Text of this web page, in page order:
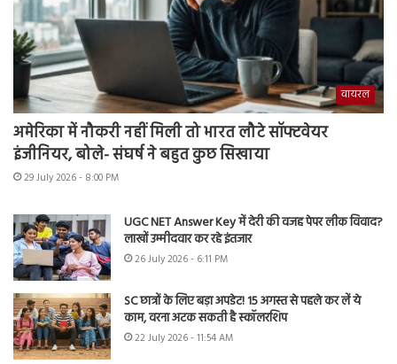
वायरल
अमेरिका में नौकरी नहीं मिली तो भारत लौटे सॉफ्टवेयर
इंजीनियर, बोले- संघर्ष ने बहुत कुछ सिखाया
29 July 2026 - 8:00 PM
UGC NET Answer Key में देरी की वजह पेपर लीक विवाद?
लाखों उम्मीदवार कर रहे इंतजार
26 July 2026 - 6:11 PM
SC छात्रों के लिए बड़ा अपडेट! 15 अगस्त से पहले कर लें ये
काम, वरना अटक सकती है स्कॉलरशिप
22 July 2026 - 11:54 AM